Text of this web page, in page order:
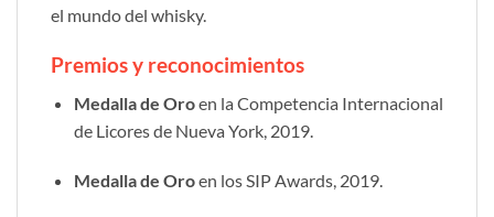
el mundo del whisky.
Premios y reconocimientos
Medalla de Oroen la Competencia Internacional
de Licores de Nueva York, 2019.
Medalla de Oroen los SIP Awards, 2019.